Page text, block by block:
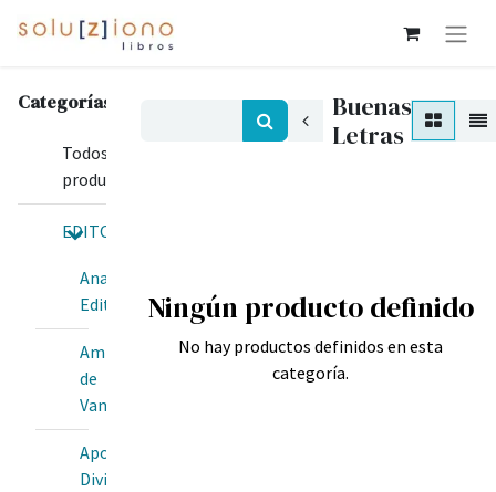
Categorías
Todos los
productos
EDITORIALES
Anawim
Editorial
Amis
de
Van
Apostolado
Divina
Buenas
Letras
Ningún producto definido
No hay productos definidos en esta
categoría.